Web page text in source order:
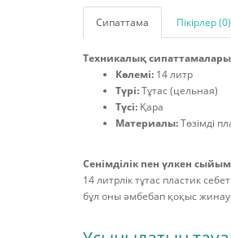
Сипаттама Пікірлер (0)
Техникалық
Көлемі: 14 литр
Түрі:Тұтас (цельная)
Түсі: Қара
Материалы:Төзімді
Сенімділік пен үлкен
14 литрлік тұтас пластик
бұл оны әмбебап қоқыс